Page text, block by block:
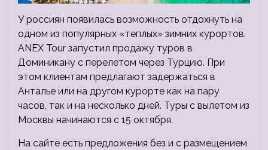
У россиян появилась возможность отдохнуть на
одном из популярных «теплых» зимних курортов.
ANEX Tour запустил продажу туров в
Доминикану с перелетом через Турцию. При
этом клиентам предлагают задержаться в
Анталье или на другом курорте как на пару
часов, так и на несколько дней. Туры с вылетом из
Москвы начинаются с 15 октября.
На сайте есть предложения без и с размещением